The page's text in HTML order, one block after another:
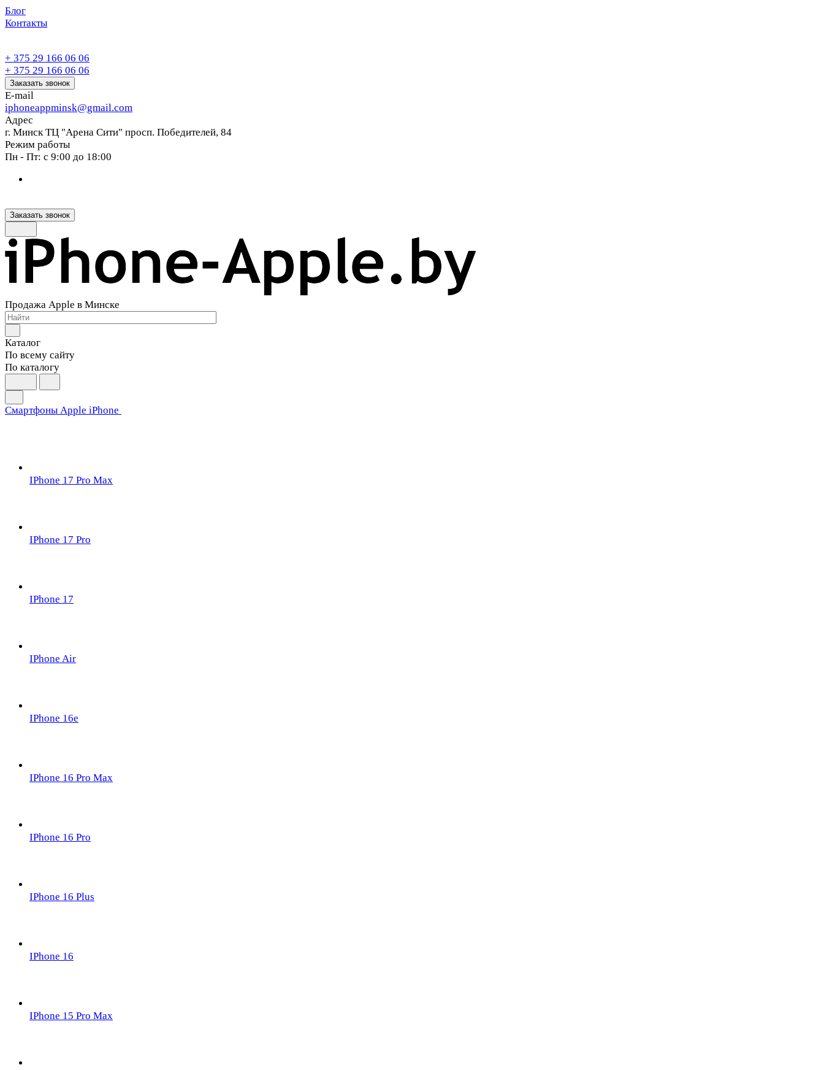
Блог
Контакты
+ 375 29 166 06 06
+ 375 29 166 06 06
Заказать звонок
E-mail
iphoneappminsk@gmail.com
Адрес
г. Минск ТЦ "Арена Сити" просп. Победителей, 84
Режим работы
Пн - Пт: с 9:00 до 18:00
Заказать звонок
Продажа Apple в Минске
Каталог
По всему сайту
По каталогу
Смартфоны Apple iPhone
IPhone 17 Pro Max
IPhone 17 Pro
IPhone 17
IPhone Air
IPhone 16e
IPhone 16 Pro Max
IPhone 16 Pro
IPhone 16 Plus
IPhone 16
IPhone 15 Pro Max